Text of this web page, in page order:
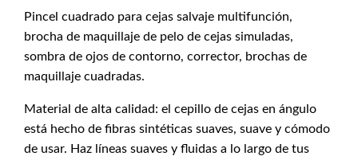
Pincel cuadrado para cejas salvaje multifunción,
brocha de maquillaje de pelo de cejas simuladas,
sombra de ojos de contorno, corrector, brochas de
maquillaje cuadradas.
Material de alta calidad: el cepillo de cejas en ángulo
está hecho de fibras sintéticas suaves, suave y cómodo
de usar. Haz líneas suaves y fluidas a lo largo de tus